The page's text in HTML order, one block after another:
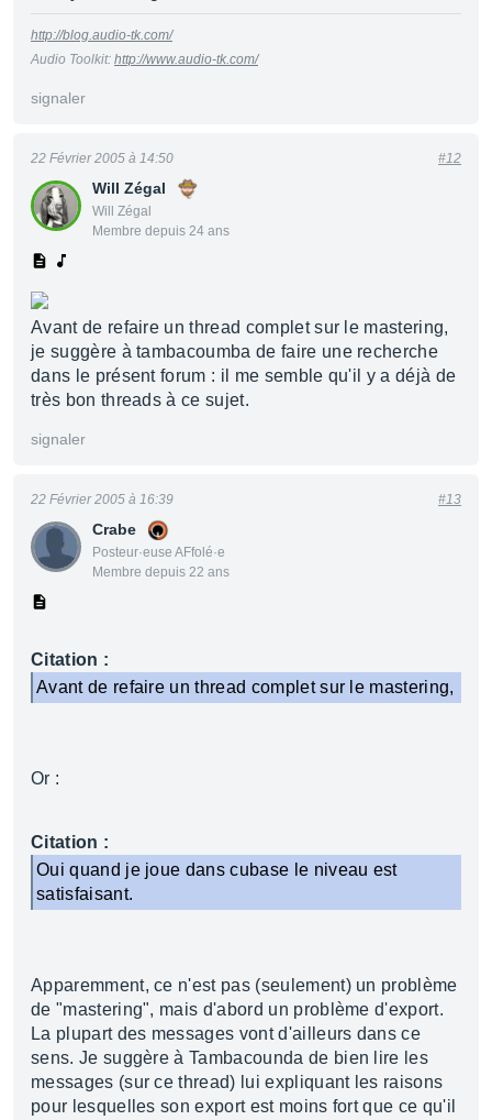
http://blog.audio-tk.com/
Audio Toolkit: http://www.audio-tk.com/
signaler
Will Zégal
Will Zégal
Membre depuis 24 ans
22 Février 2005 à 14:50 #12
Avant de refaire un thread complet sur le mastering,
je suggère à tambacoumba de faire une recherche
dans le présent forum : il me semble qu'il y a déjà de
très bon threads à ce sujet.
signaler
Crabe
Posteur·euse AFfolé·e
Membre depuis 22 ans
22 Février 2005 à 16:39 #13
Citation :
Avant de refaire un thread complet sur le mastering,
Or :
Citation :
Oui quand je joue dans cubase le niveau est
satisfaisant.
Apparemment, ce n'est pas (seulement) un problème
de "mastering", mais d'abord un problème d'export.
La plupart des messages vont d'ailleurs dans ce
sens. Je suggère à Tambacounda de bien lire les
messages (sur ce thread) lui expliquant les raisons
pour lesquelles son export est moins fort que ce qu'il